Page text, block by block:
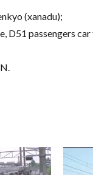
(xanadu);
D51 passengers